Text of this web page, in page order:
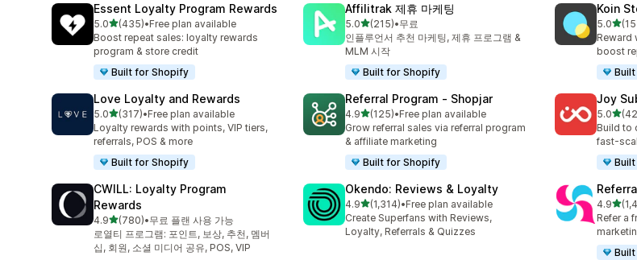
Essent Loyalty Program Rewards
5.0별 5개 중
(435)
총 리뷰 435개
•Free plan available
Boost repeat sales: loyalty rewards
program & store credit
Built for Shopify
Affilitrak 제휴 마케팅
5.0별 5개 중
(215)
총 리뷰 215개
•무료
인플루언서 추천 마케팅, 제휴 프로그램 &
MLM 시작
Built for Shopify
Koin
5.0별 5
총 리뷰
Reward
boost
Love Loyalty and Rewards
5.0별 5개 중
(317)
총 리뷰 317개
•Free plan available
Loyalty rewards with points, VIP tiers,
referrals, POS & more
Built for Shopify
Referral Program ‑ Shopjar
4.9별 5개 중
(125)
총 리뷰 125개
•Free plan available
Grow referral sales via referral program
& affiliate marketing
Built for Shopify
Joy
5.0별 5
총 리뷰
Build to
fast-
CWILL: Loyalty Program
Rewards
4.9별 5개 중
(780)
총 리뷰 780개
•무료 플랜 사용 가능
로열티 프로그램: 포인트, 보상, 추천, 멤버
십, 회원, 소셜 미디어 공유, POS, VIP
Okendo: Reviews & Loyalty
4.9별 5개 중
(1,314)
총 리뷰 1314개
•Free plan available
Create Superfans with Reviews,
Loyalty, Referrals & Quizzes
4.9별 5
총 리뷰
Refer a